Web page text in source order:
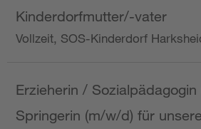
Kinderdorfmutter/-vater
Vollzeit, SOS-Kinderdorf
Erzieherin /
Springerin (m/w/d) für